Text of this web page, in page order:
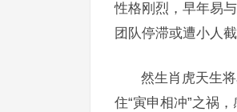
性格刚烈，早年易
团队停滞或遭小人
然生肖虎天生
住“寅申相冲”之祸